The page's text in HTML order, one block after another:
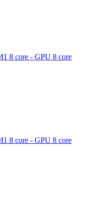
8 core - GPU 8 core
8 core - GPU 8 core